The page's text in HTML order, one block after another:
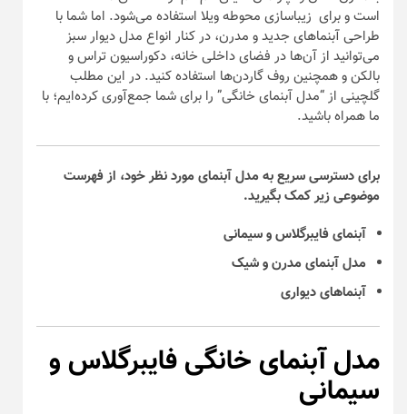
است و برای زیباسازی محوطه ویلا استفاده می‌شود. اما شما با
طراحی آبنما‌های جدید و مدرن، در کنار انواع مدل دیوار سبز
می‌توانید از آن‌ها در فضای داخلی خانه، دکوراسیون تراس و
بالکن‌ و همچنین روف گاردن‌ها استفاده کنید. در این مطلب
گلچینی از “مدل آبنمای خانگی” را برای شما جمع‌آوری کرده‌ایم؛ با
ما همراه باشید.
برای دسترسی سریع به مدل آبنمای مورد نظر خود، از فهرست
موضوعی زیر کمک بگیرید.
آبنمای فایبرگلاس و سیمانی
مدل‌ آبنما‌ی مدرن و شیک
آبنما‌های دیواری
مدل آبنمای خانگی فایبرگلاس و
سیمانی